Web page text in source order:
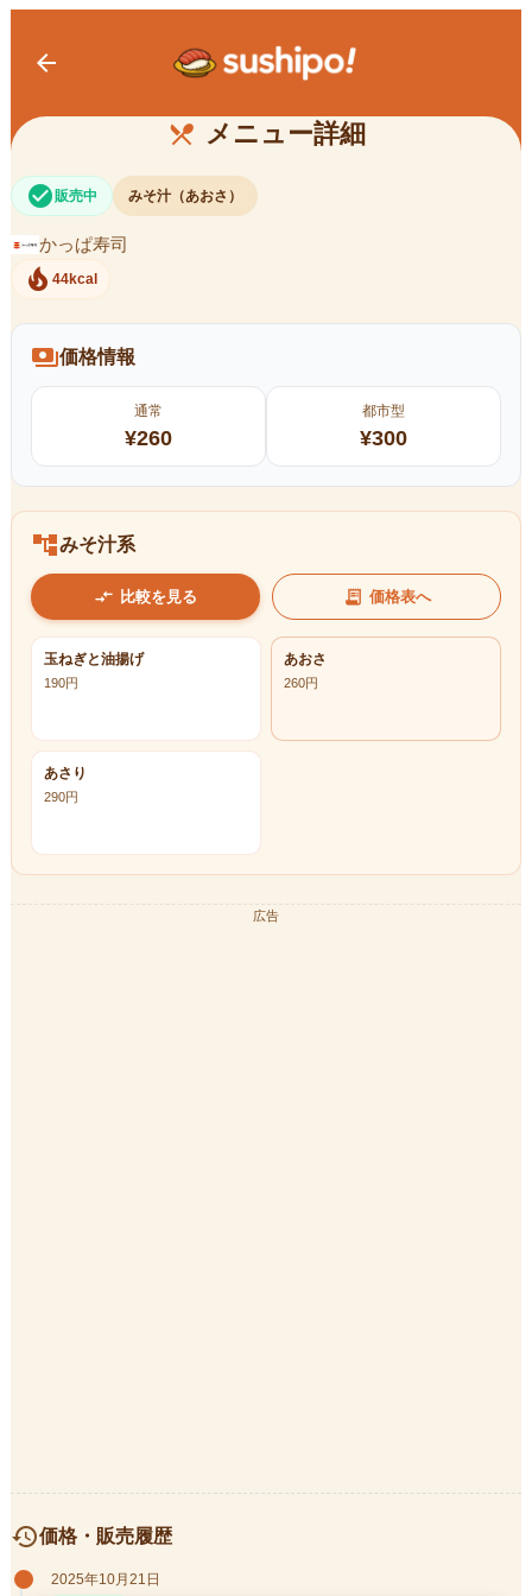
arrow_back
restaurant_menu メニュー詳細
あおさの味噌汁
check_circle 販売中 みそ汁（あおさ）
かっぱ寿司
local_fire_department 44kcal
payments価格情報
通常
¥260
都市型
¥300
account_treeみそ汁系
compare_arrows 比較を見る receipt_long 価格表へ
玉ねぎと油揚げ
190円
あおさ
260円
あさり
290円
広告
history価格・販売履歴
2025年10月21日